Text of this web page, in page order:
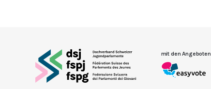
mit den Angeboten